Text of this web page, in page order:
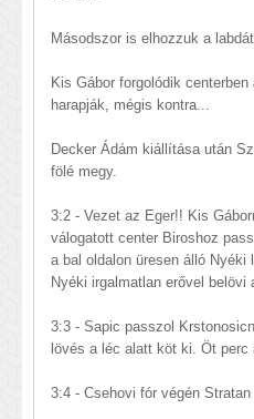
Másodszor is elhozzuk a
Kis Gábor forgolódik centerben
harapják, mégis kontra...
Decker Ádám kiállítása után
fölé megy.
3:2 - Vezet az Eger!! Kis
válogatott center Biroshoz
a bal oldalon üresen álló Nyéki
Nyéki irgalmatlan erővel belövi
3:3 - Sapic passzol
lövés a léc alatt köt ki. Öt perc
3:4 - Csehovi fór végén Stratan